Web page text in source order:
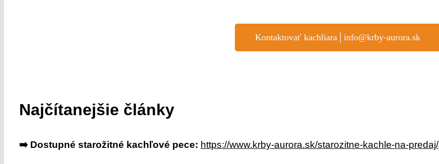
Kontaktovať kachliara│info@krby-aurora.sk
Najčítanejšie články
➡️ Dostupné starožitné kachľové pece: https://www.krby-aurora.sk/starozitne-kachle-na-predaj/